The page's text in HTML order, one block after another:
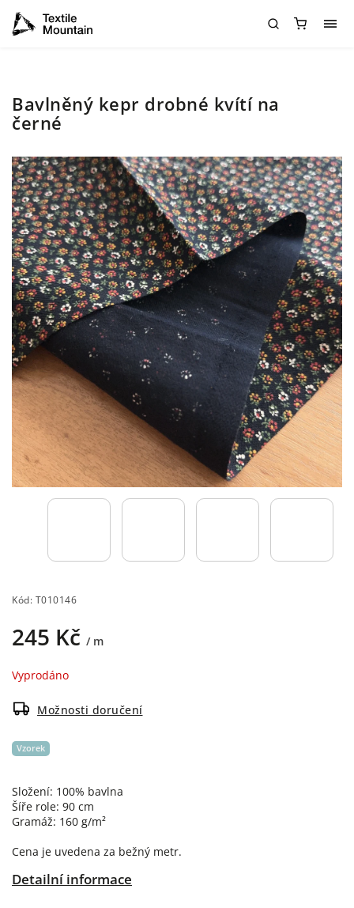
Bavlněný kepr drobné kvítí na
černé
Kód: T010146
245 Kč / m
Vyprodáno
Možnosti doručení
Složení: 100% bavlna
Šíře role: 90 cm
Gramáž: 160 g/m²
Cena je uvedena za bežný metr.
Detailní informace
Vzorek